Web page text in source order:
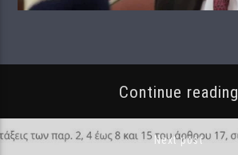
Continue reading
Next post